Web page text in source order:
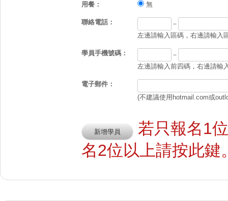
用餐： 無
聯絡電話：
－
左邊請輸入區碼，右邊請輸入
學員手機號碼：
－
左邊請輸入前四碼，右邊請輸
電子郵件：
(不建議使用hotmail.com或
若只報名1
名2位以上請按此鍵